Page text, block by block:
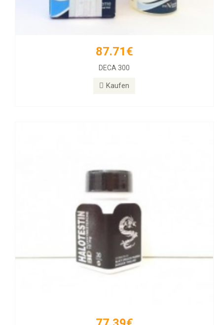
87.71€
DECA 300
Kaufen
77.39€
Halotestin BD